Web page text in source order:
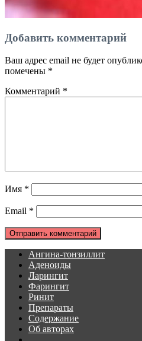
Добавить комментарий
Ваш адрес email не будет
помечены *
Комментарий *
Имя *
Email *
Ангина-тонзиллит
Аденоиды
Ларингит
Фарингит
Ринит
Препараты
Содержание
Об авторах